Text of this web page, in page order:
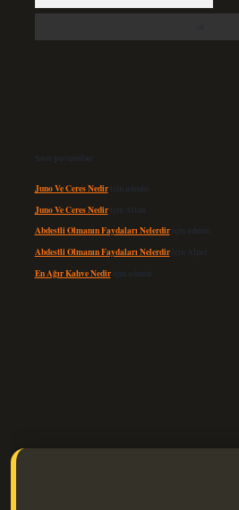
Son yorumlar
Juno Ve Ceres Nediriçin admin
Juno Ve Ceres Nediriçin Altan
Abdestli Olmanın Faydaları Nelerdiriçin admin
Abdestli Olmanın Faydaları Nelerdiriçin Alper
En Ağır Kahve Nediriçin admin